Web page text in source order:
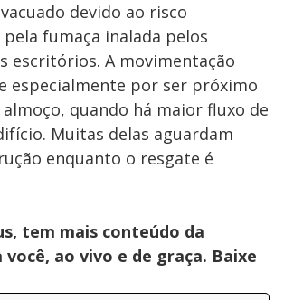
devido ao risco
fumaça inalada pelos
escritórios. A movimentação
especialmente por ser próximo
quando há maior fluxo de
Muitas delas aguardam
enquanto o resgate é
tem mais conteúdo da
você, ao vivo e de graça. Baixe